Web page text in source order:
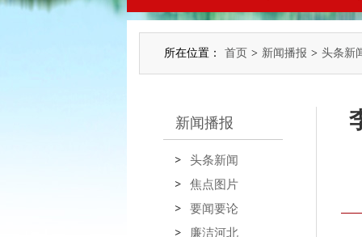
所在位置： 首页 > 新闻播报 > 头条新
新闻播报
头条新闻
焦点图片
要闻要论
廉洁河北